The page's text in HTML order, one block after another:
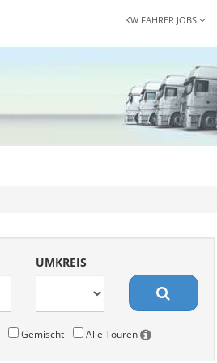
LKW FAHRER JOBS
UMKREIS
Gemischt Alle Touren